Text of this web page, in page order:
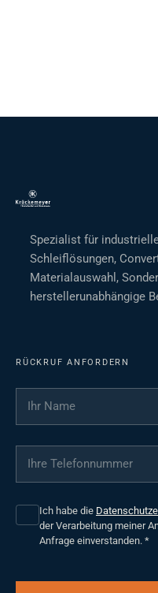
Spezialist für
Schleiflösungen,
Materialauswahl,
herstellerunabhängige
RÜCKRUF ANFORDERN
Ihr Name
Ihre Telefonnummer
Ich habe die
der Verarbeitung meiner
Anfrage einverstanden. *